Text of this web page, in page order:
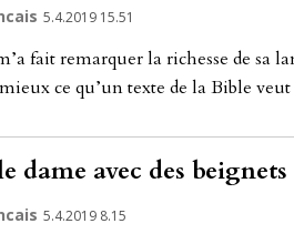
5.4.2019 15.51
fait re­mar­qu­er la ric­hes­se de sa
ce qu’un tex­te de la Bib­le
dame avec des
5.4.2019 8.15